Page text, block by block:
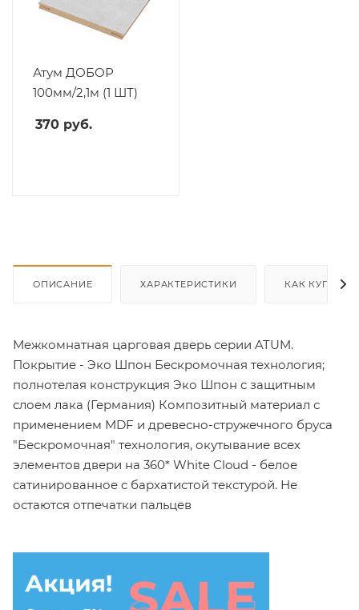
Атум ДОБОР
100мм/2,1м (1 ШТ)
370 руб.
ОПИСАНИЕ ХАРАКТЕРИСТИКИ КАК КУПИТЬ
Межкомнатная царговая дверь серии ATUM.
Покрытие - Эко Шпон Бескромочная технология;
полнотелая конструкция Эко Шпон с защитным
слоем лака (Германия) Композитный материал с
применением MDF и древесно-стружечного бруса
"Бескромочная" технология, окутывание всех
элементов двери на 360* White Cloud - белое
сатинированное с бархатистой текстурой. Не
остаются отпечатки пальцев